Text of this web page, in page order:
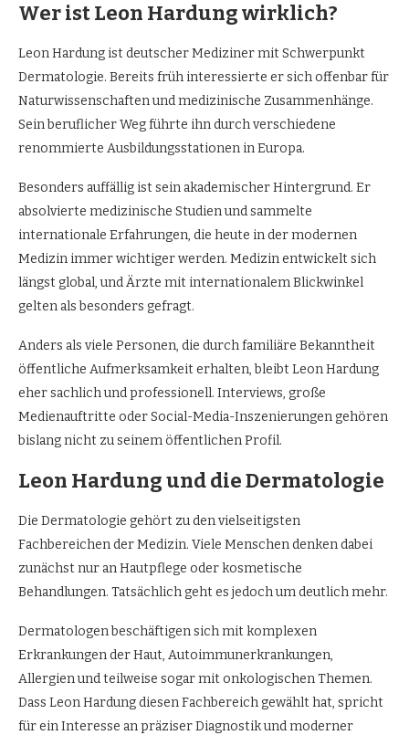
Wer ist Leon Hardung wirklich?
Leon Hardung ist deutscher Mediziner mit Schwerpunkt
Dermatologie. Bereits früh interessierte er sich offenbar für
Naturwissenschaften und medizinische Zusammenhänge.
Sein beruflicher Weg führte ihn durch verschiedene
renommierte Ausbildungsstationen in Europa.
Besonders auffällig ist sein akademischer Hintergrund. Er
absolvierte medizinische Studien und sammelte
internationale Erfahrungen, die heute in der modernen
Medizin immer wichtiger werden. Medizin entwickelt sich
längst global, und Ärzte mit internationalem Blickwinkel
gelten als besonders gefragt.
Anders als viele Personen, die durch familiäre Bekanntheit
öffentliche Aufmerksamkeit erhalten, bleibt Leon Hardung
eher sachlich und professionell. Interviews, große
Medienauftritte oder Social-Media-Inszenierungen gehören
bislang nicht zu seinem öffentlichen Profil.
Leon Hardung und die Dermatologie
Die Dermatologie gehört zu den vielseitigsten
Fachbereichen der Medizin. Viele Menschen denken dabei
zunächst nur an Hautpflege oder kosmetische
Behandlungen. Tatsächlich geht es jedoch um deutlich mehr.
Dermatologen beschäftigen sich mit komplexen
Erkrankungen der Haut, Autoimmunerkrankungen,
Allergien und teilweise sogar mit onkologischen Themen.
Dass Leon Hardung diesen Fachbereich gewählt hat, spricht
für ein Interesse an präziser Diagnostik und moderner